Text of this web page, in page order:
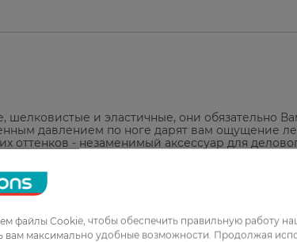
и эластичные, они обязательно
давлением по ноге дарят вам ощущение
оттенков - незаменимый аксессуар для
женского гардероба, они прекрасно
при этом эластичный. Плотно облегает ноги и
силуэт и незаметны под одеждой,
файлы Cookie, чтобы обеспечить правильную работу
вам максимально удобные возможности. Продолжая